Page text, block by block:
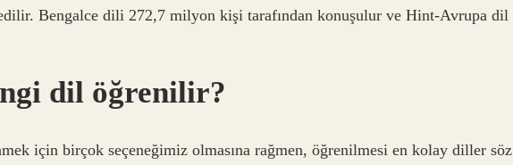
Bengalce dili 272,7 milyon kişi tarafından konuşulur ve Hint-Avrupa dil
dil öğrenilir?
için birçok seçeneğimiz olmasına rağmen, öğrenilmesi en kolay diller söz